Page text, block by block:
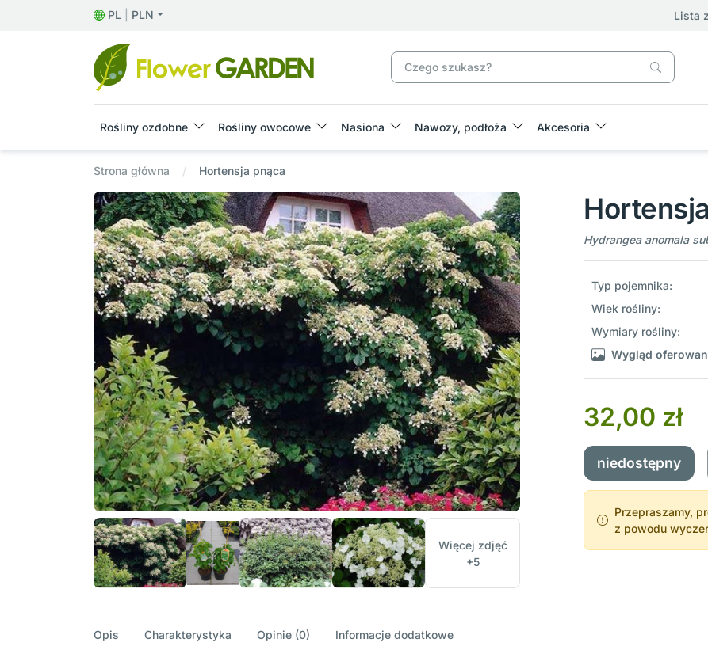
PL PLN Lista
Rośliny ozdobne Rośliny owocowe Nasiona Nawozy, podłoża Akcesoria
Strona główna Hortensja pnąca
Więcej zdjęć
+5
Hydrangea anomala
Typ pojemnika:
Wiek rośliny:
Wymiary rośliny:
Wygląd
32,00 zł
niedostępny
Przepraszamy,
z powodu
Opis Charakterystyka Opinie (0) Informacje dodatkowe